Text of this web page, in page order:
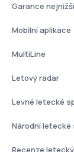
Garance
Mobilní aplikace
MultiLine
Letový radar
Levné letecké
Národní
Recenze